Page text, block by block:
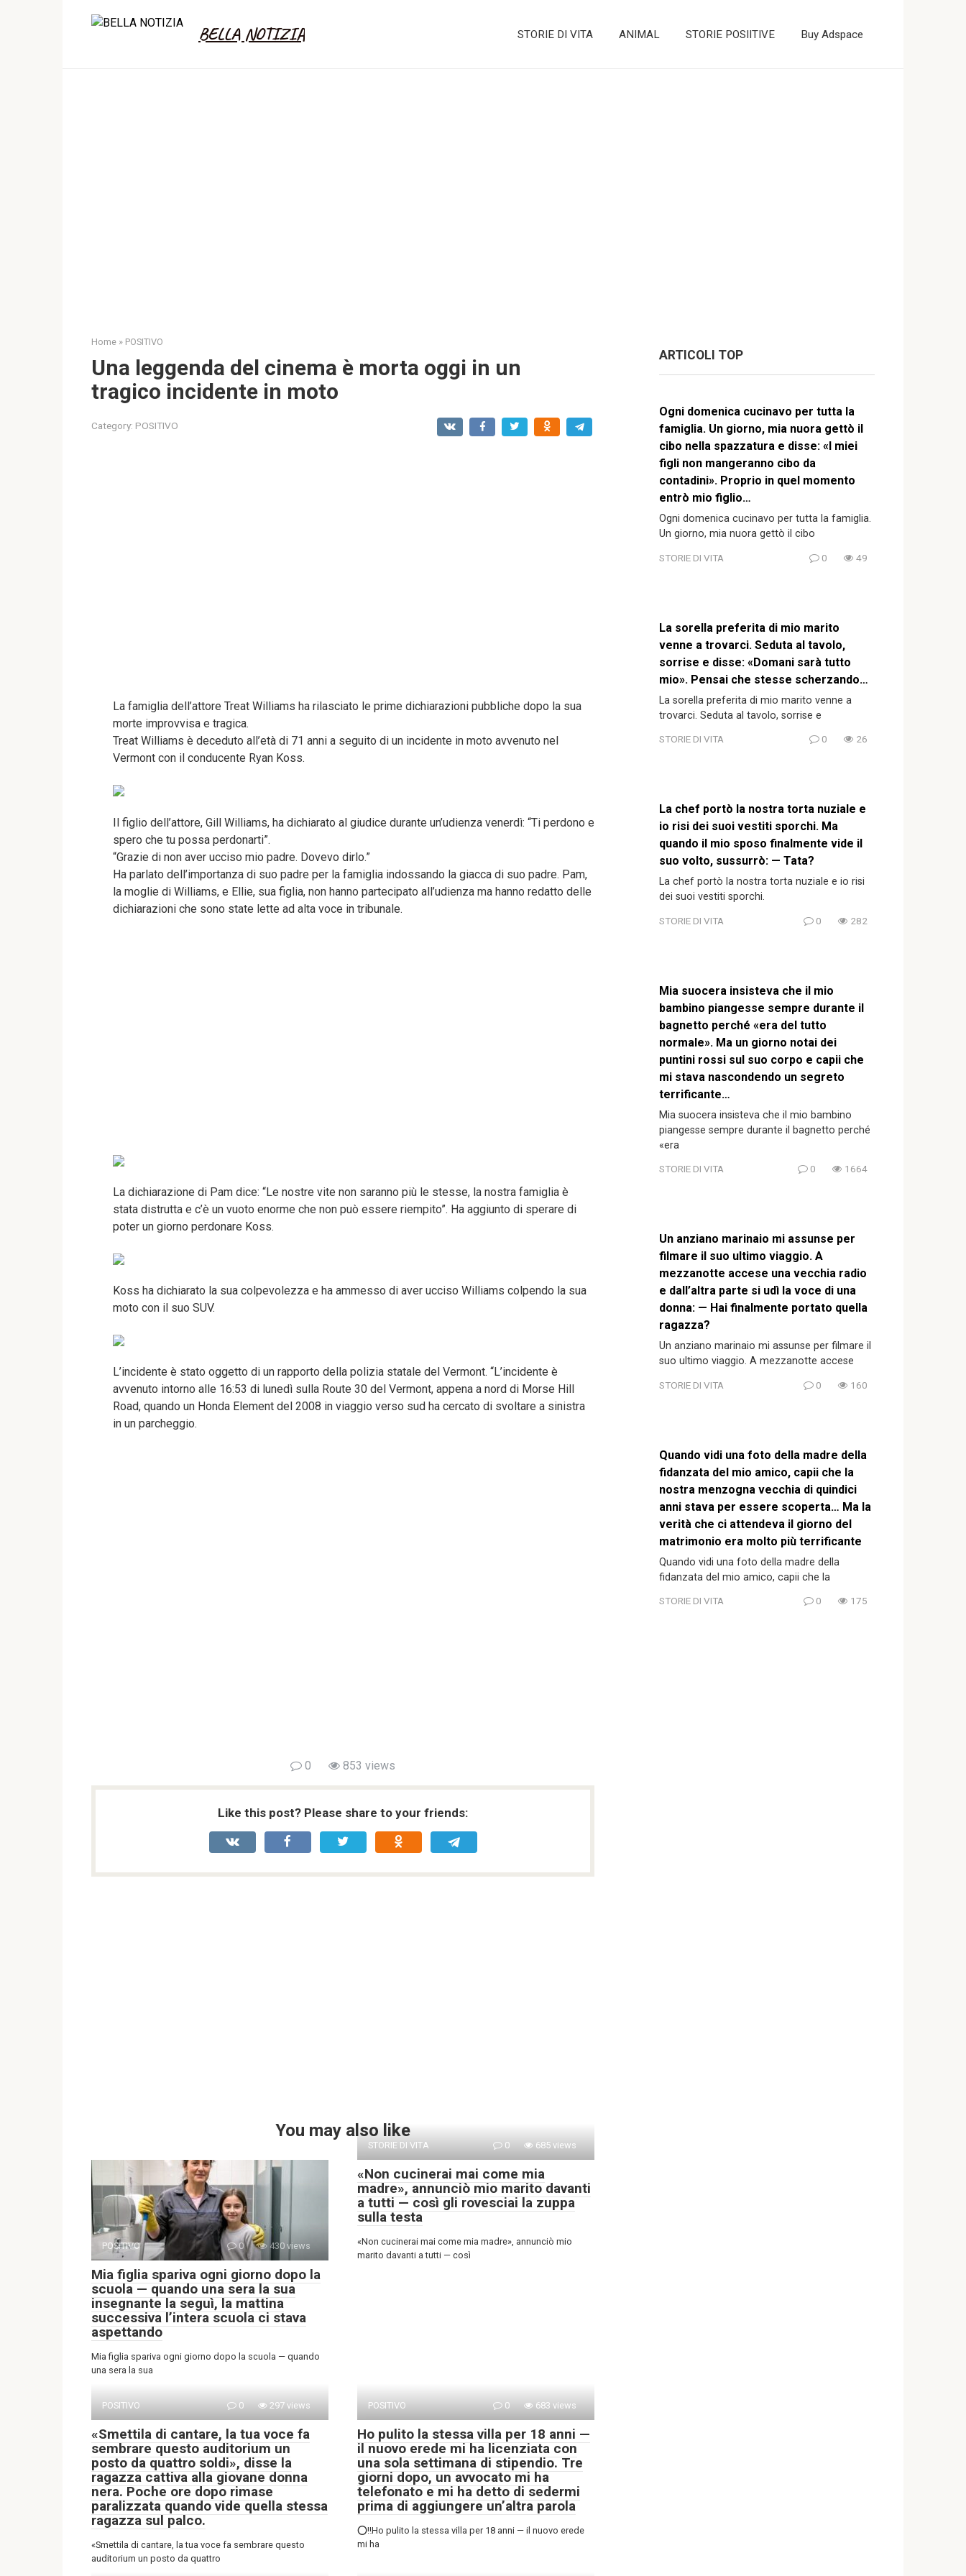
BELLA NOTIZIA STORIE DI VITA ANIMAL STORIE POSIITIVE Buy Adspace
Home » POSITIVO
Una leggenda del cinema è morta oggi in un
tragico incidente in moto
Category: POSITIVO
La famiglia dell’attore Treat Williams ha rilasciato le prime dichiarazioni pubbliche dopo la sua
morte improvvisa e tragica.
Treat Williams è deceduto all’età di 71 anni a seguito di un incidente in moto avvenuto nel
Vermont con il conducente Ryan Koss.
Il figlio dell’attore, Gill Williams, ha dichiarato al giudice durante un’udienza venerdì: “Ti perdono e
spero che tu possa perdonarti”.
“Grazie di non aver ucciso mio padre. Dovevo dirlo.”
Ha parlato dell’importanza di suo padre per la famiglia indossando la giacca di suo padre. Pam,
la moglie di Williams, e Ellie, sua figlia, non hanno partecipato all’udienza ma hanno redatto delle
dichiarazioni che sono state lette ad alta voce in tribunale.
La dichiarazione di Pam dice: “Le nostre vite non saranno più le stesse, la nostra famiglia è
stata distrutta e c’è un vuoto enorme che non può essere riempito”. Ha aggiunto di sperare di
poter un giorno perdonare Koss.
Koss ha dichiarato la sua colpevolezza e ha ammesso di aver ucciso Williams colpendo la sua
moto con il suo SUV.
L’incidente è stato oggetto di un rapporto della polizia statale del Vermont. “L’incidente è
avvenuto intorno alle 16:53 di lunedì sulla Route 30 del Vermont, appena a nord di Morse Hill
Road, quando un Honda Element del 2008 in viaggio verso sud ha cercato di svoltare a sinistra
in un parcheggio.
0 853 views
Like this post? Please share to your friends:
You may also like
POSITIVO 0 430 views
Mia figlia spariva ogni giorno dopo la
scuola — quando una sera la sua
insegnante la seguì, la mattina
successiva l’intera scuola ci stava
aspettando
Mia figlia spariva ogni giorno dopo la scuola — quando
una sera la sua
STORIE DI VITA 0 685 views
«Non cucinerai mai come mia
madre», annunciò mio marito davanti
a tutti — così gli rovesciai la zuppa
sulla testa
«Non cucinerai mai come mia madre», annunciò mio
marito davanti a tutti — così
POSITIVO 0 297 views
«Smettila di cantare, la tua voce fa
sembrare questo auditorium un
posto da quattro soldi», disse la
ragazza cattiva alla giovane donna
nera. Poche ore dopo rimase
paralizzata quando vide quella stessa
ragazza sul palco.
«Smettila di cantare, la tua voce fa sembrare questo
auditorium un posto da quattro
POSITIVO 0 683 views
Ho pulito la stessa villa per 18 anni —
il nuovo erede mi ha licenziata con
una sola settimana di stipendio. Tre
giorni dopo, un avvocato mi ha
telefonato e mi ha detto di sedermi
prima di aggiungere un’altra parola
⭕‼️Ho pulito la stessa villa per 18 anni — il nuovo erede
mi ha
ARTICOLI TOP
Ogni domenica cucinavo per tutta la
famiglia. Un giorno, mia nuora gettò il
cibo nella spazzatura e disse: «I miei
figli non mangeranno cibo da
contadini». Proprio in quel momento
entrò mio figlio…
Ogni domenica cucinavo per tutta la famiglia.
Un giorno, mia nuora gettò il cibo
STORIE DI VITA 0 49
La sorella preferita di mio marito
venne a trovarci. Seduta al tavolo,
sorrise e disse: «Domani sarà tutto
mio». Pensai che stesse scherzando…
La sorella preferita di mio marito venne a
trovarci. Seduta al tavolo, sorrise e
STORIE DI VITA 0 26
La chef portò la nostra torta nuziale e
io risi dei suoi vestiti sporchi. Ma
quando il mio sposo finalmente vide il
suo volto, sussurrò: — Tata?
La chef portò la nostra torta nuziale e io risi
dei suoi vestiti sporchi.
STORIE DI VITA 0 282
Mia suocera insisteva che il mio
bambino piangesse sempre durante il
bagnetto perché «era del tutto
normale». Ma un giorno notai dei
puntini rossi sul suo corpo e capii che
mi stava nascondendo un segreto
terrificante…
Mia suocera insisteva che il mio bambino
piangesse sempre durante il bagnetto perché
«era
STORIE DI VITA 0 1664
Un anziano marinaio mi assunse per
filmare il suo ultimo viaggio. A
mezzanotte accese una vecchia radio
e dall’altra parte si udì la voce di una
donna: — Hai finalmente portato quella
ragazza?
Un anziano marinaio mi assunse per filmare il
suo ultimo viaggio. A mezzanotte accese
STORIE DI VITA 0 160
Quando vidi una foto della madre della
fidanzata del mio amico, capii che la
nostra menzogna vecchia di quindici
anni stava per essere scoperta… Ma la
verità che ci attendeva il giorno del
matrimonio era molto più terrificante
Quando vidi una foto della madre della
fidanzata del mio amico, capii che la
STORIE DI VITA 0 175